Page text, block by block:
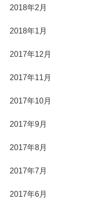
2018年2月
2018年1月
2017年12月
2017年11月
2017年10月
2017年9月
2017年8月
2017年7月
2017年6月